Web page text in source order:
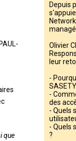
que
Depuis
Olivier
leur
-
-
des
- Quels
- Quels
?